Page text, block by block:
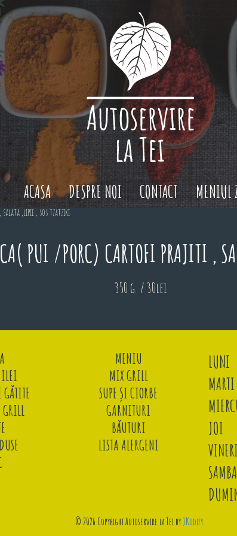
ACASA DESPRE NOI CONTACT MENIUL
,lipie , sos tzatziki
PUI /PORC) CARTOFI PRAJITI ,
350 g. / 30lei
MENIU
MIX GRILL
SUPE ȘI CIORBE
GRILL
GARNITURI
BĂUTURI
LISTA ALERGENI
LUNI
MARTI
JOI
VINERI
© 2026 Copyright Autoservire la Tei byJKodify.